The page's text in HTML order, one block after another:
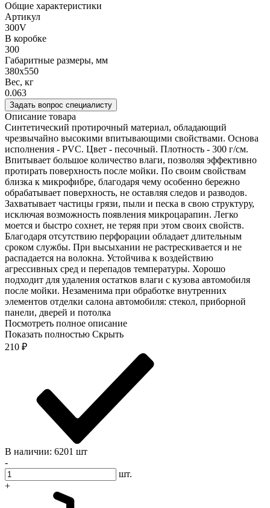
Общие характеристики
Артикул
300V
В коробке
300
Габаритные размеры, мм
380х550
Вес, кг
0.063
Задать вопрос специалисту
Описание товара
Синтетический протирочный материал, обладающий
чрезвычайно высокими впитывающими свойствами. Основа
исполнения - PVC. Цвет - песочный. Плотность - 300 г/см.
Впитывает большое количество влаги, позволяя эффективно
протирать поверхность после мойки. По своим свойствам
близка к микрофибре, благодаря чему особенно бережно
обрабатывает поверхность, не оставляя следов и разводов.
Захватывает частицы грязи, пыли и песка в свою структуру,
исключая возможность появления микроцарапин. Легко
моется и быстро сохнет, не теряя при этом своих свойств.
Благодаря отсутствию перфорации обладает длительным
сроком службы. При высыхании не растрескивается и не
распадается на волокна. Устойчива к воздействию
агрессивных сред и перепадов температуры. Хорошо
подходит для удаления остатков влаги с кузова автомобиля
после мойки. Незаменима при обработке внутренних
элементов отделки салона автомобиля: стекол, приборной
панели, дверей и потолка
Посмотреть полное описание
Показать полностью Скрыть
210 ₽
В наличии: 6201 шт
-
шт.
+